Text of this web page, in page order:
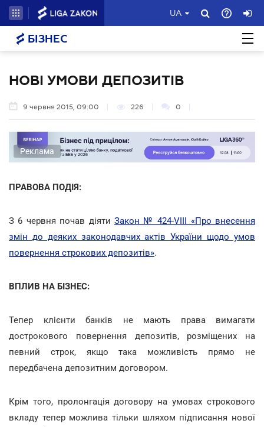
UA
БІЗНЕС
НОВІ УМОВИ ДЕПОЗИТІВ
9 червня 2015, 09:00 226 0
Реклама
ПРАВОВА ПОДІЯ:
З 6 червня почав діяти Закон № 424-VIII «Про внесення
змін до деяких законодавчих актів України щодо умов
повернення строкових депозитів».
ВПЛИВ НА БІЗНЕС:
Тепер клієнти банків не мають права вимагати
дострокового повернення депозитів, розміщених на
певний строк, якщо така можливість прямо не
передбачена депозитним договором.
Крім того, пролонгація договору на умовах строкового
вкладу тепер можлива тільки шляхом підписання нової